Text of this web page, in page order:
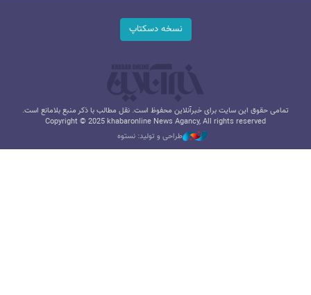
نسخه دسکتاپ
تمامی حقوق این سایت برای خبرآنلاین محفوظ است. نقل مطالب با ذکر منبع بلامانع است.
Copyright © 2025 khabaronline News Agancy, All rights reserved
طراحی و تولید: نستوه